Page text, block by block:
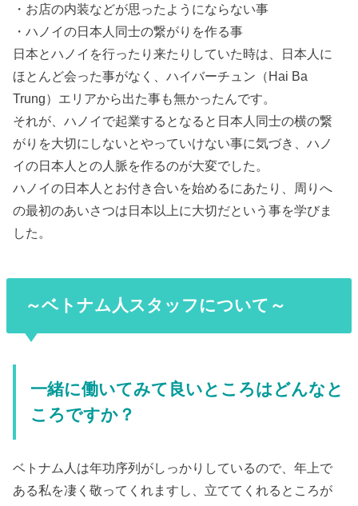
・お店の内装などが思ったようにならない事
・ハノイの日本人同士の繋がりを作る事
日本とハノイを行ったり来たりしていた時は、日本人に
ほとんど会った事がなく、ハイバーチュン（Hai Ba
Trung）エリアから出た事も無かったんです。
それが、ハノイで起業するとなると日本人同士の横の繋
がりを大切にしないとやっていけない事に気づき、ハノ
イの日本人との人脈を作るのが大変でした。
ハノイの日本人とお付き合いを始めるにあたり、周りへ
の最初のあいさつは日本以上に大切だという事を学びま
した。
～ベトナム人スタッフについて～
一緒に働いてみて良いところはどんなと
ころですか？
ベトナム人は年功序列がしっかりしているので、年上で
ある私を凄く敬ってくれますし、立ててくれるところが